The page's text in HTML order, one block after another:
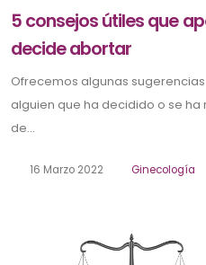
5 consejos útiles que
decide abortar
Ofrecemos algunas
alguien que ha decidido o se
de...
16 Marzo 2022 Ginecología